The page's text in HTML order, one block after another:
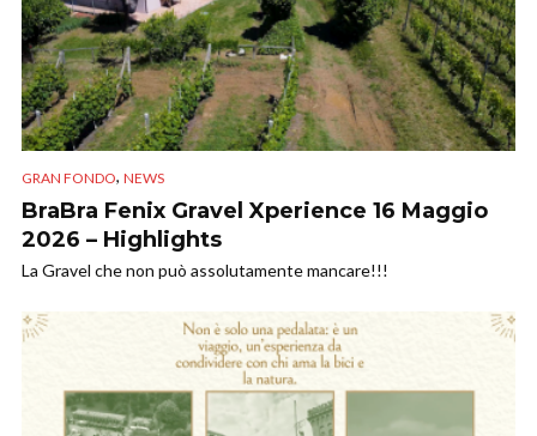
GRAN FONDO, NEWS
BraBra Fenix Gravel Xperience 16 Maggio
2026 – Highlights
La Gravel che non può assolutamente mancare!!!